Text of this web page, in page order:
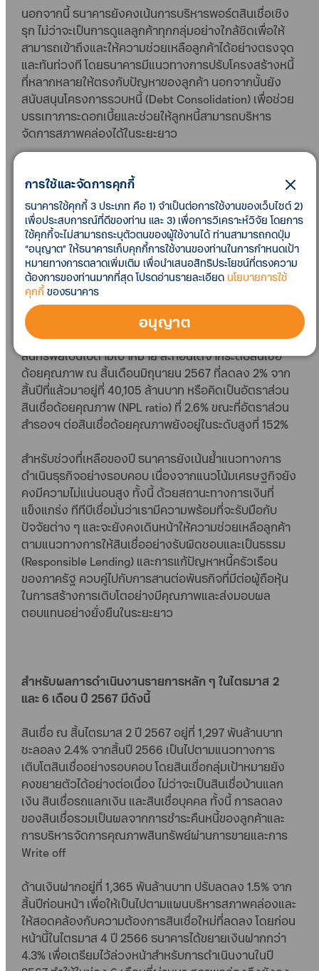
นอกจากนี้ ธนาคารยังคงเน้นการบริหารพอร์ตสินเชื่อเชิง
รุก ไม่ว่าจะเป็นการดูแลลูกค้าทุกกลุ่มอย่างใกล้ชิดเพื่อให้
สามารถเข้าถึงและให้ความช่วยเหลือลูกค้าได้อย่างตรงจุด
และทันท่วงที โดยธนาคารมีแนวทางการปรับโครงสร้างหนี้
ที่หลากหลายให้ตรงกับปัญหาของลูกค้า นอกจากนั้นยัง
สนับสนุนโครงการรวบหนี้ (Debt Consolidation) เพื่อช่วย
บรรเทาภาระดอกเบี้ยและช่วยให้ลูกหนี้สามารถบริหาร
จัดการสภาพคล่องได้ในระยะยาว
โครงสร้างหนี้คิดเป็นมูลค่าสินเชื่อประมาณ 11% ของพอร์ต
สินเชื่อรวม ขณะที่จำนวนลูกค้าภายใต้โครงการรวบหนี้
เพิ่มขึ้นจากประมาณ 17,000 ราย ณ สิ้นปีที่แล้ว สู่ระดับ
25,000 รายในปัจจุบัน ซึ่งธนาคารสามารถช่วยแบ่งเบา
ภาระดอกเบี้ยของลูกค้ากลุ่มดังกล่าวได้กว่า 1,700 ล้าน
บาท
จากการดำเนินการข้างต้น ประกอบกับการบริหาร
กระบวนการลดหนี้เสียผ่านการขายและการ Write off
อย่างมีประสิทธิภาพ ส่งผลให้สถานการณ์ด้านคุณภาพ
สินทรัพย์เป็นไปตามเป้าหมาย สะท้อนได้จากระดับสินเชื่อ
ด้อยคุณภาพ ณ สิ้นเดือนมิถุนายน 2567 ที่ลดลง 2% จาก
สิ้นปีที่แล้วมาอยู่ที่ 40,105 ล้านบาท หรือคิดเป็นอัตราส่วน
สินเชื่อด้อยคุณภาพ (NPL ratio) ที่ 2.6% ขณะที่อัตราส่วน
สำรองฯ ต่อสินเชื่อด้อยคุณภาพยังอยู่ในระดับสูงที่ 152%
สำหรับช่วงที่เหลือของปี ธนาคารยังเน้นย้ำแนวทางการ
ดำเนินธุรกิจอย่างรอบคอบ เนื่องจากแนวโน้มเศรษฐกิจยัง
คงมีความไม่แน่นอนสูง ทั้งนี้ ด้วยสถานะทางการเงินที่
แข็งแกร่ง ทีทีบีเชื่อมั่นว่าเรามีความพร้อมที่จะรับมือกับ
ปัจจัยต่าง ๆ และจะยังคงเดินหน้าให้ความช่วยเหลือลูกค้า
ตามแนวทางการให้สินเชื่ออย่างรับผิดชอบและเป็นธรรม
(Responsible Lending) และการแก้ปัญหาหนี้ครัวเรือน
ของภาครัฐ ควบคู่ไปกับการสานต่อพันธกิจที่มีต่อผู้ถือหุ้น
ในการสร้างการเติบโตอย่างมีคุณภาพและส่งมอบผล
ตอบแทนอย่างยั่งยืนในระยะยาว
สำหรับผลการดำเนินงานรายการหลัก ๆ ในไตรมาส 2
และ 6 เดือน ปี 2567 มีดังนี้
สินเชื่อ ณ สิ้นไตรมาส 2 ปี 2567 อยู่ที่ 1,297 พันล้านบาท
ชะลอลง 2.4% จากสิ้นปี 2566 เป็นไปตามแนวทางการ
เติบโตสินเชื่ออย่างรอบคอบ โดยสินเชื่อกลุ่มเป้าหมายยัง
คงขยายตัวได้อย่างต่อเนื่อง ไม่ว่าจะเป็นสินเชื่อบ้านแลก
เงิน สินเชื่อรถแลกเงิน และสินเชื่อบุคคล ทั้งนี้ การลดลง
ของสินเชื่อรวมเป็นผลจากการชำระคืนหนี้ของลูกค้าและ
การบริหารจัดการคุณภาพสินทรัพย์ผ่านการขายและการ
Write off
ด้านเงินฝากอยู่ที่ 1,365 พันล้านบาท ปรับลดลง 1.5% จาก
สิ้นปีก่อนหน้า เพื่อให้เป็นไปตามแผนบริหารสภาพคล่องและ
ให้สอดคล้องกับความต้องการสินเชื่อใหม่ที่ลดลง โดยก่อน
หน้านี้ในไตรมาส 4 ปี 2566 ธนาคารได้ขยายเงินฝากกว่า
4.3% เพื่อเตรียมไว้ล่วงหน้าสำหรับการดำเนินงานในปี
การใช้และจัดการคุกกี้
ธนาคารใช้คุกกี้ 3 ประเภท คือ 1) จำเป็นต่อการใช้งานของเว็บไซต์ 2)
เพื่อประสบการณ์ที่ดีของท่าน และ 3) เพื่อการวิเคราะห์วิจัย โดยการ
ใช้คุกกี้จะไม่สามารถระบุตัวตนของผู้ใช้งานได้ ท่านสามารถกดปุ่ม
“อนุญาต” ให้ธนาคารเก็บคุกกี้การใช้งานของท่านในการกำหนดเป้า
หมายทางการตลาดเพิ่มเติม เพื่อนำเสนอสิทธิประโยชน์ที่ตรงความ
ต้องการของท่านมากที่สุด โปรดอ่านรายละเอียด นโยบายการใช้
คุกกี้ของธนาคาร
อนุญาต